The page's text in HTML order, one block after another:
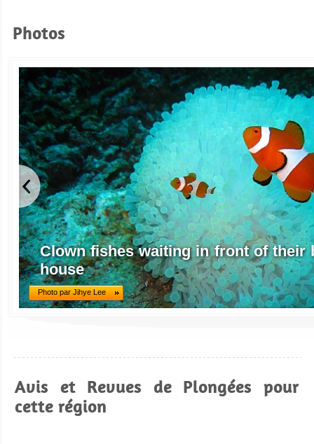
Photos
Clown fishes waiting in front of their
house
Photo par Jihye Lee
Avis et Revues de Plongées pour
cette région